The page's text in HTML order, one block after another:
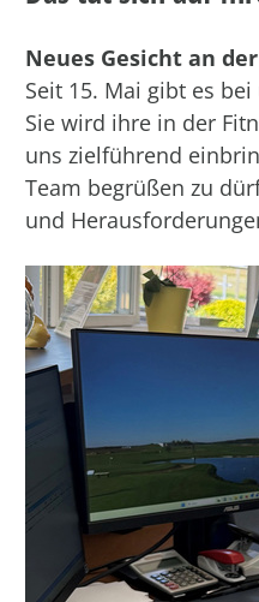
Neues Gesicht an
Seit 15. Mai gibt es
Sie wird ihre in der
uns zielführend
Team begrüßen zu
und